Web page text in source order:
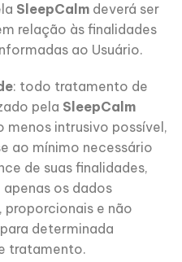
SleepCalm deverá ser
relação às finalidades
ao Usuário.
: todo tratamento de
pela SleepCalm
menos intrusivo possível,
ao mínimo necessário
de suas finalidades,
os dados
proporcionais e não
determinada
tratamento.